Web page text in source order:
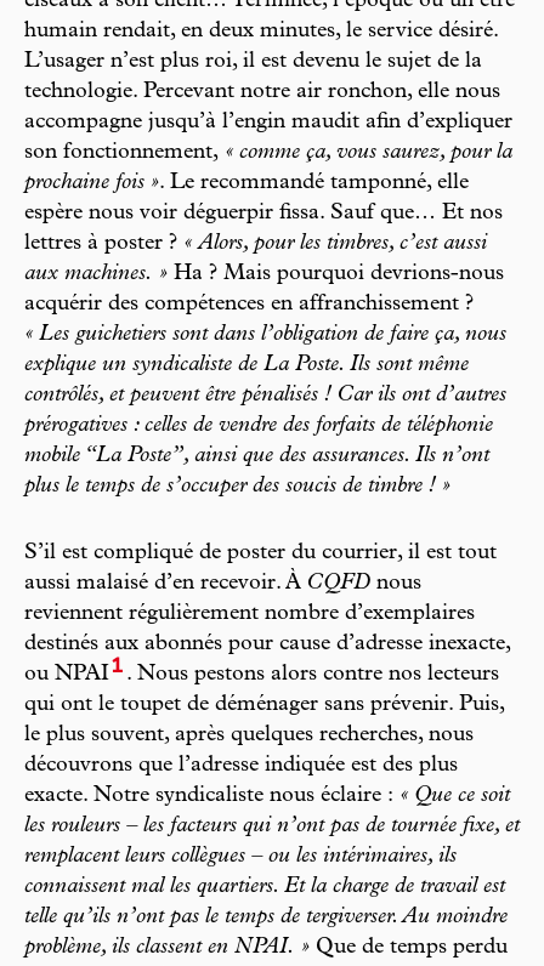
humain rendait, en deux minutes, le service désiré.
L’usager n’est plus roi, il est devenu le sujet de la
technologie. Percevant notre air ronchon, elle nous
accompagne jusqu’à l’engin maudit afin d’expliquer
son fonctionnement, « comme ça, vous saurez, pour la
prochaine fois ». Le recommandé tamponné, elle
espère nous voir déguerpir fissa. Sauf que… Et nos
lettres à poster ? « Alors, pour les timbres, c’est aussi
aux machines. » Ha ? Mais pourquoi devrions-nous
acquérir des compétences en affranchissement ?
« Les guichetiers sont dans l’obligation de faire ça, nous
explique un syndicaliste de La Poste. Ils sont même
contrôlés, et peuvent être pénalisés ! Car ils ont d’autres
prérogatives : celles de vendre des forfaits de téléphonie
mobile “La Poste”, ainsi que des assurances. Ils n’ont
plus le temps de s’occuper des soucis de timbre ! »
S’il est compliqué de poster du courrier, il est tout
aussi malaisé d’en recevoir. À CQFD nous
reviennent régulièrement nombre d’exemplaires
destinés aux abonnés pour cause d’adresse inexacte,
ou NPAI1 . Nous pestons alors contre nos lecteurs
qui ont le toupet de déménager sans prévenir. Puis,
le plus souvent, après quelques recherches, nous
découvrons que l’adresse indiquée est des plus
exacte. Notre syndicaliste nous éclaire : « Que ce soit
les rouleurs – les facteurs qui n’ont pas de tournée fixe, et
remplacent leurs collègues – ou les intérimaires, ils
connaissent mal les quartiers. Et la charge de travail est
telle qu’ils n’ont pas le temps de tergiverser. Au moindre
problème, ils classent en NPAI. » Que de temps perdu